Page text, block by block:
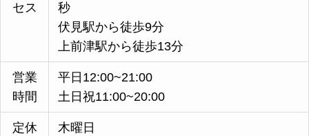
セス
秒
伏見駅から徒歩9分
上前津駅から徒歩13分
営業
時間
平日12:00~21:00
土日祝11:00~20:00
定休
木曜日